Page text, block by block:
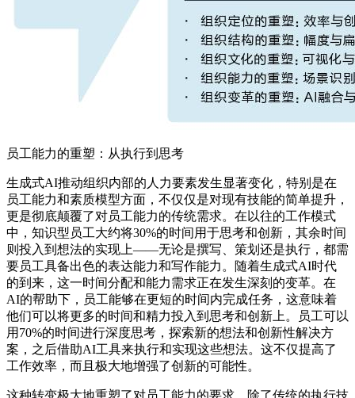
员工能力的重塑：从执行到思考
生成式AI推动组织内部的人力要素发生显著变化，特别是在
员工能力和素质模型方面，不仅仅是对现有技能的简单提升，
更是彻底颠覆了对员工能力的传统需求。在以往的工作模式
中，知识型员工大约将30%的时间用于思考和创新，其余时间
则投入到想法的实现上——无论是撰写、策划还是执行，都需
要员工具备出色的表达能力和写作能力。随着生成式AI时代
的到来，这一时间分配和能力需求正在发生深刻的变革。在
AI的帮助下，员工能够在更短的时间内完成任务，这意味着
他们可以将更多的时间和精力投入到思考和创新上。员工可以
用70%的时间进行深度思考，探索新的想法和创新性解决方
案，之后借助AI工具来执行和实现这些想法。这不仅提高了
工作效率，而且极大地增强了创新的可能性。
这种转变极大地重塑了对员工能力的要求。除了传统的执行技